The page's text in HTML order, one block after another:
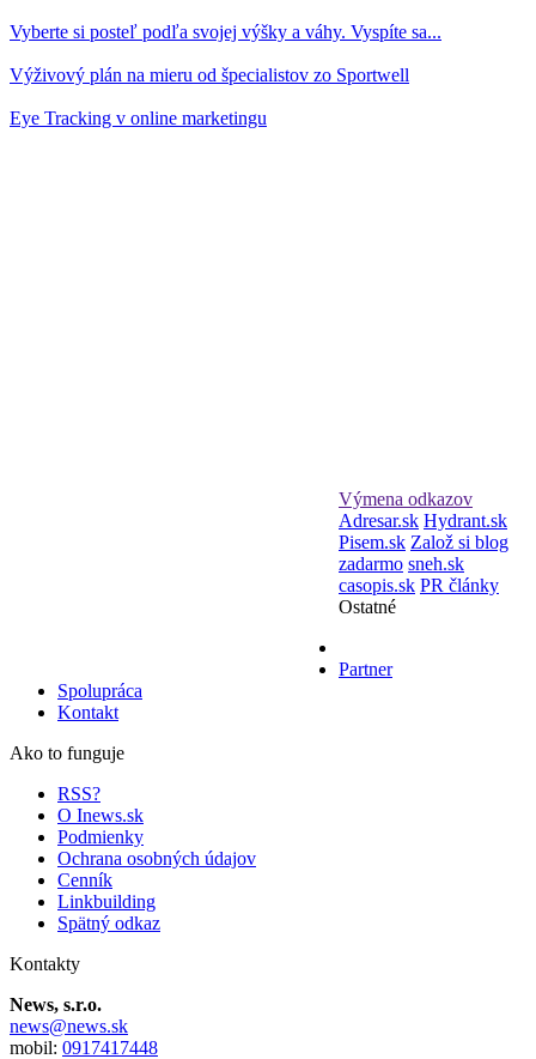
Vyberte si posteľ podľa svojej výšky a váhy. Vyspíte sa...
Výživový plán na mieru od špecialistov zo Sportwell
Eye Tracking v online marketingu
Výmena odkazov
Adresar.sk Hydrant.sk
Pisem.sk Založ si blog
zadarmo sneh.sk
casopis.sk PR články
Ostatné
Partner
Spolupráca
Kontakt
Ako to funguje
RSS?
O Inews.sk
Podmienky
Ochrana osobných údajov
Cenník
Linkbuilding
Spätný odkaz
Kontakty
News, s.r.o.
news@news.sk
mobil: 0917417448